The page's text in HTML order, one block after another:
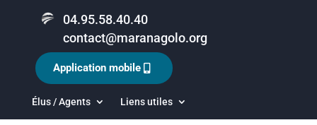
04.95.58.40.40
contact@maranagolo.org
Élus / Agents Liens utiles
Application mobile